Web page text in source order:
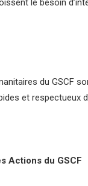
le besoin
du GSCF
et respectueux
Actions du GSCF